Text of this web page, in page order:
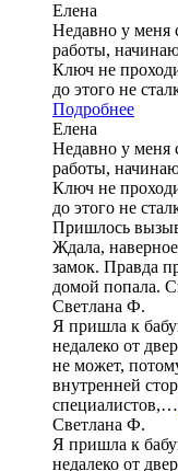
Елена
Недавно у меня
работы,
Ключ не
до этого не
Подробнее
Елена
Недавно у меня
работы,
Ключ не
до этого не
Пришлось
Ждала,
замок. Правда
домой попала.
Светлана Ф.
Я пришла к
недалеко от
не может,
внутренней
специалистов,…
Светлана Ф.
Я пришла к
недалеко от